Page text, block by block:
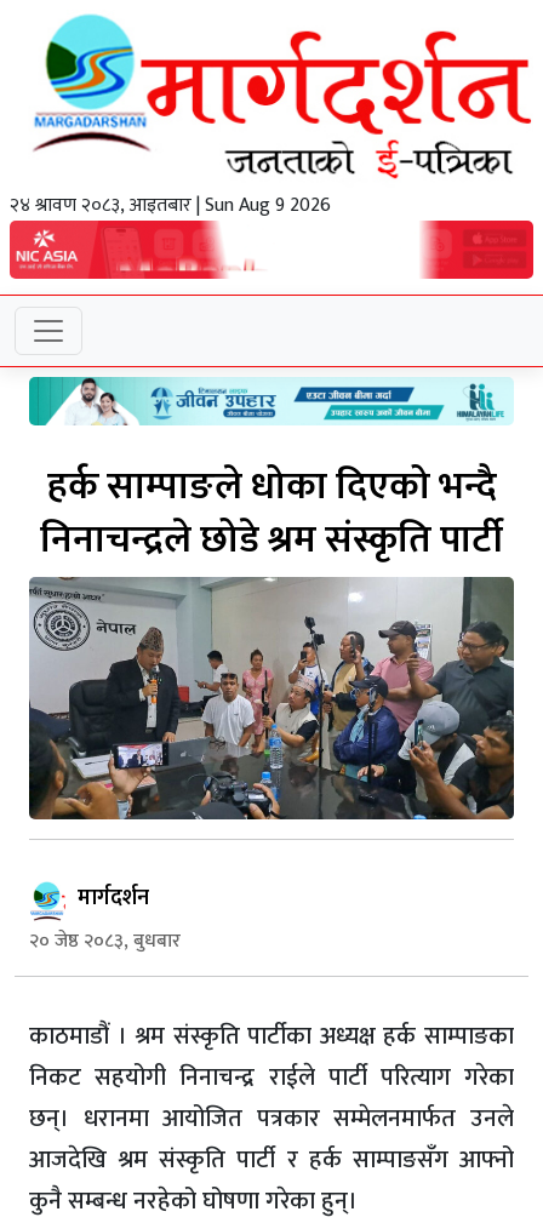
२४ श्रावण २०८३, आइतबार | Sun Aug 9 2026
हर्क साम्पाङले धोका दिएको भन्दै
निनाचन्द्रले छोडे श्रम संस्कृति पार्टी
मार्गदर्शन
२० जेष्ठ २०८३, बुधबार
काठमाडौं । श्रम संस्कृति पार्टीका अध्यक्ष हर्क साम्पाङका
निकट सहयोगी निनाचन्द्र राईले पार्टी परित्याग गरेका
छन्। धरानमा आयोजित पत्रकार सम्मेलनमार्फत उनले
आजदेखि श्रम संस्कृति पार्टी र हर्क साम्पाङसँग आफ्नो
कुनै सम्बन्ध नरहेको घोषणा गरेका हुन्।